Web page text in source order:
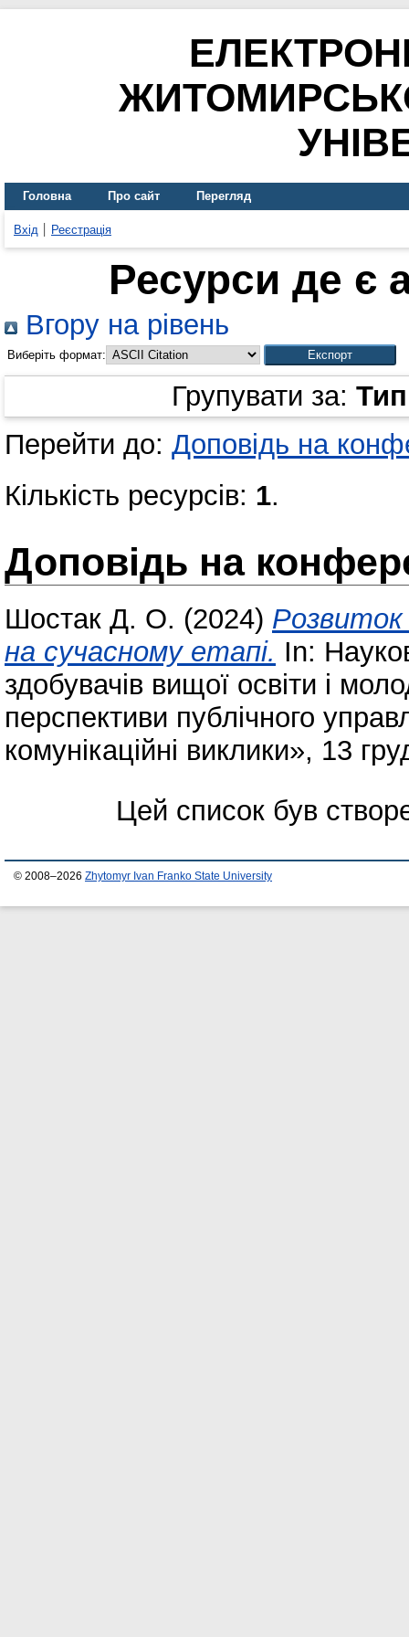
Головна Про сайт Перегляд
Вхід Реєстрація
Ресурси де є
Вгору на рівень
Виберіть формат:
Групувати за:
Перейти до: Доповідь на
Кількість ресурсів: 1.
Доповідь на
Шостак Д. О. (2024) Розвиток
на сучасному етапі. In:
здобувачів вищої освіти і
перспективи публічного
комунікаційні виклики», 13
Цей список був
© 2008–2026 Zhytomyr Ivan Franko State University